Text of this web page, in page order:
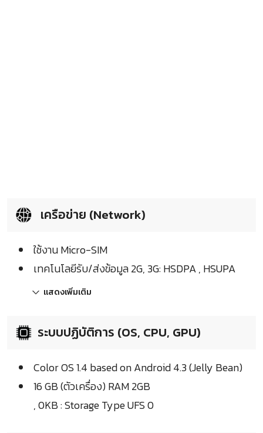
เครือข่าย (Network)
ใช้งาน Micro-SIM
เทคโนโลยีรับ/ส่งข้อมูล 2G, 3G: HSDPA , HSUPA
แสดงเพิ่มเติม
ระบบปฏิบัติการ (OS, CPU, GPU)
Color OS 1.4 based on Android 4.3 (Jelly Bean)
16 GB (ตัวเครื่อง) RAM 2GB
, 0KB : Storage Type UFS 0